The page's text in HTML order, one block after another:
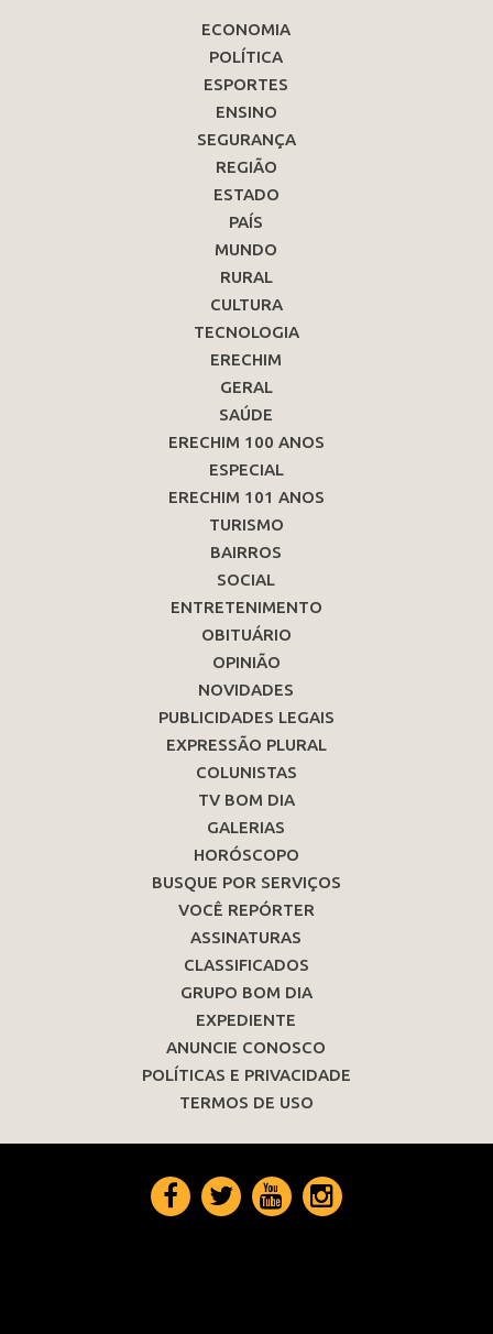
ECONOMIA
POLÍTICA
ESPORTES
ENSINO
SEGURANÇA
REGIÃO
ESTADO
PAÍS
MUNDO
RURAL
CULTURA
TECNOLOGIA
ERECHIM
GERAL
SAÚDE
ERECHIM 100 ANOS
ESPECIAL
ERECHIM 101 ANOS
TURISMO
BAIRROS
SOCIAL
ENTRETENIMENTO
OBITUÁRIO
OPINIÃO
NOVIDADES
PUBLICIDADES LEGAIS
EXPRESSÃO PLURAL
COLUNISTAS
TV BOM DIA
GALERIAS
HORÓSCOPO
BUSQUE POR SERVIÇOS
VOCÊ REPÓRTER
ASSINATURAS
CLASSIFICADOS
GRUPO BOM DIA
EXPEDIENTE
ANUNCIE CONOSCO
POLÍTICAS E PRIVACIDADE
TERMOS DE USO